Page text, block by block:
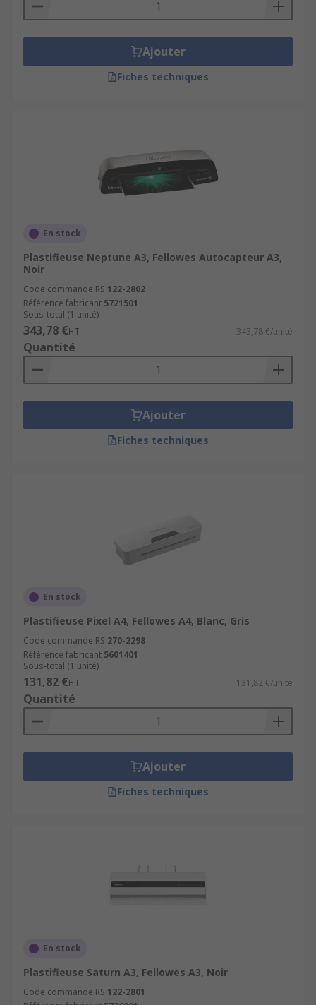
Ajouter
Fiches techniques
En stock
Plastifieuse Neptune A3, Fellowes Autocapteur A3,
Noir
Code commande RS 122-2802
Référence fabricant 5721501
Sous-total (1 unité)
343,78 €HT 343,78 €/unité
Quantité
Ajouter
Fiches techniques
En stock
Plastifieuse Pixel A4, Fellowes A4, Blanc, Gris
Code commande RS 270-2298
Référence fabricant 5601401
Sous-total (1 unité)
131,82 €HT 131,82 €/unité
Quantité
Ajouter
Fiches techniques
En stock
Plastifieuse Saturn A3, Fellowes A3, Noir
Code commande RS 122-2801